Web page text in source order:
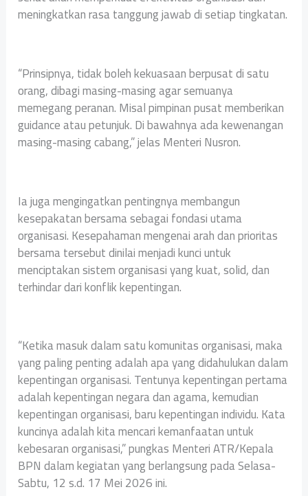
meningkatkan rasa tanggung jawab di setiap tingkatan.
“Prinsipnya, tidak boleh kekuasaan berpusat di satu
orang, dibagi masing-masing agar semuanya
memegang peranan. Misal pimpinan pusat memberikan
guidance atau petunjuk. Di bawahnya ada kewenangan
masing-masing cabang,” jelas Menteri Nusron.
Ia juga mengingatkan pentingnya membangun
kesepakatan bersama sebagai fondasi utama
organisasi. Kesepahaman mengenai arah dan prioritas
bersama tersebut dinilai menjadi kunci untuk
menciptakan sistem organisasi yang kuat, solid, dan
terhindar dari konflik kepentingan.
“Ketika masuk dalam satu komunitas organisasi, maka
yang paling penting adalah apa yang didahulukan dalam
kepentingan organisasi. Tentunya kepentingan pertama
adalah kepentingan negara dan agama, kemudian
kepentingan organisasi, baru kepentingan individu. Kata
kuncinya adalah kita mencari kemanfaatan untuk
kebesaran organisasi,” pungkas Menteri ATR/Kepala
BPN dalam kegiatan yang berlangsung pada Selasa-
Sabtu, 12 s.d. 17 Mei 2026 ini.